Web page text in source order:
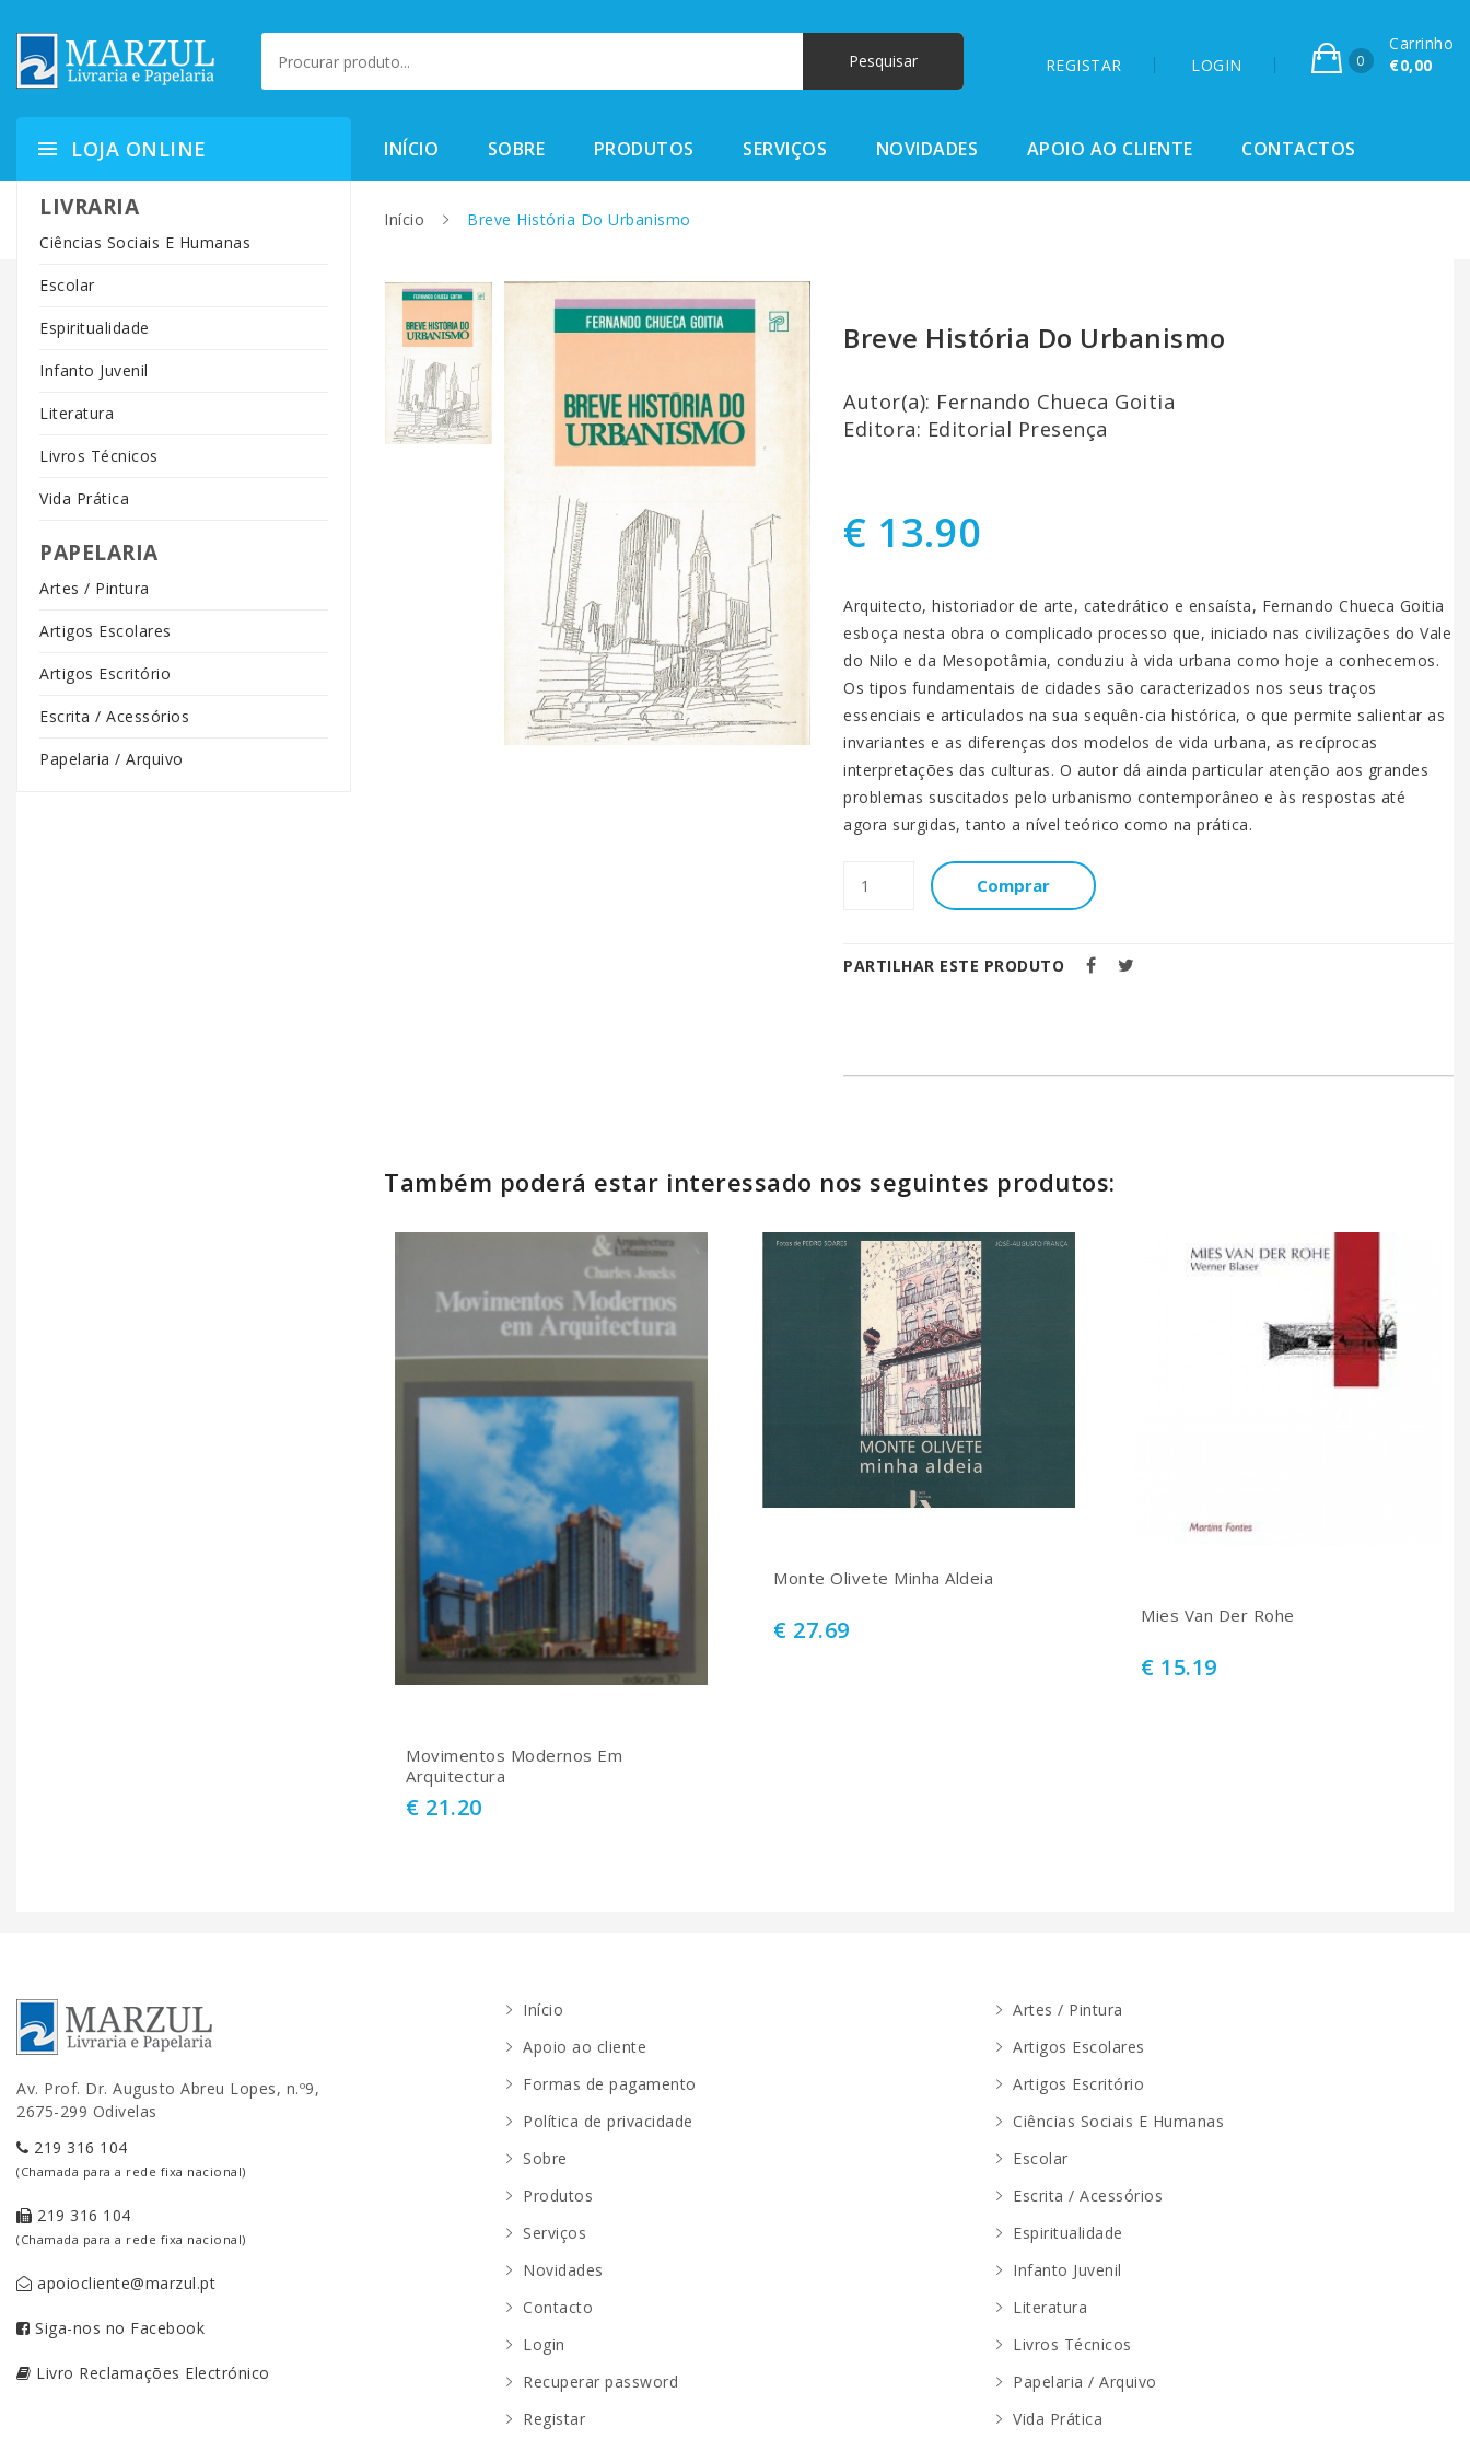
REGISTAR LOGIN 0
Carrinho
€0,00
LOJA ONLINE
LIVRARIA
Ciências Sociais E Humanas
Escolar
Espiritualidade
Infanto Juvenil
Literatura
Livros Técnicos
Vida Prática
PAPELARIA
Artes / Pintura
Artigos Escolares
Artigos Escritório
Escrita / Acessórios
Papelaria / Arquivo
INÍCIO SOBRE PRODUTOS SERVIÇOS NOVIDADES APOIO AO CLIENTE CONTACTOS
Início Breve História Do Urbanismo
Breve História Do Urbanismo
Autor(a): Fernando Chueca Goitia
Editora: Editorial Presença
€ 13.90
Arquitecto, historiador de arte, catedrático e ensaísta, Fernando Chueca Goitia
esboça nesta obra o complicado processo que, iniciado nas civilizações do Vale
do Nilo e da Mesopotâmia, conduziu à vida urbana como hoje a conhecemos.
Os tipos fundamentais de cidades são caracterizados nos seus traços
essenciais e articulados na sua sequên-cia histórica, o que permite salientar as
invariantes e as diferenças dos modelos de vida urbana, as recíprocas
interpretações das culturas. O autor dá ainda particular atenção aos grandes
problemas suscitados pelo urbanismo contemporâneo e às respostas até
agora surgidas, tanto a nível teórico como na prática.
Comprar
PARTILHAR ESTE PRODUTO
Também poderá estar interessado nos seguintes produtos:
Movimentos Modernos Em
Arquitectura
€ 21.20
Monte Olivete Minha Aldeia
€ 27.69 Mies Van Der Rohe
€ 15.19
Av. Prof. Dr. Augusto Abreu Lopes, n.º9,
2675-299 Odivelas
219 316 104
(Chamada para a rede fixa nacional)
219 316 104
(Chamada para a rede fixa nacional)
apoiocliente@marzul.pt
Siga-nos no Facebook
Livro Reclamações Electrónico
Início
Apoio ao cliente
Formas de pagamento
Política de privacidade
Sobre
Produtos
Serviços
Novidades
Contacto
Login
Recuperar password
Registar
Artes / Pintura
Artigos Escolares
Artigos Escritório
Ciências Sociais E Humanas
Escolar
Escrita / Acessórios
Espiritualidade
Infanto Juvenil
Literatura
Livros Técnicos
Papelaria / Arquivo
Vida Prática